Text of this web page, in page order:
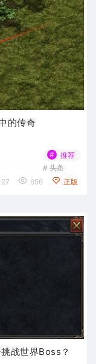
的传奇
#
推荐
# 头条
656 正版
挑战世界Boss？